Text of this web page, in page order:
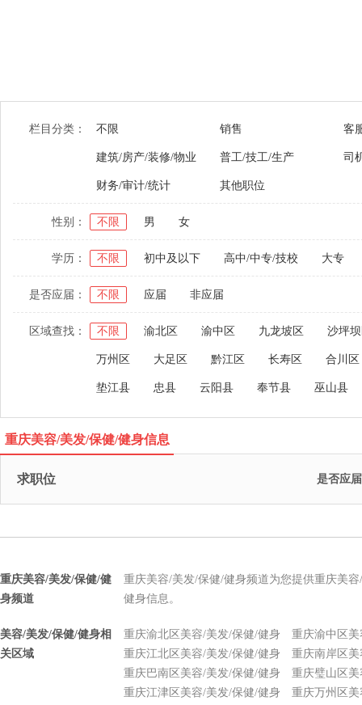
栏目分类： 不限 销售 客
建筑/房产/装修/物业 普工/技工/生产 司
财务/审计/统计 其他职位
性别： 不限 男 女
学历： 不限 初中及以下 高中/中专/技校 大专
是否应届： 不限 应届 非应届
区域查找： 不限 渝北区 渝中区 九龙坡区 沙坪
万州区 大足区 黔江区 长寿区 合川区
垫江县 忠县 云阳县 奉节县 巫山县
重庆美容/美发/保健/健身信息
求职位 是否应届
重庆美容/美发/保健/健
身频道
重庆美容/美发/保健/健身频道为您提供重庆美
健身信息。
美容/美发/保健/健身相
关区域
重庆渝北区美容/美发/保健/健身
重庆渝中区
重庆江北区美容/美发/保健/健身
重庆南岸区
重庆巴南区美容/美发/保健/健身
重庆璧山区
重庆江津区美容/美发/保健/健身
重庆万州区